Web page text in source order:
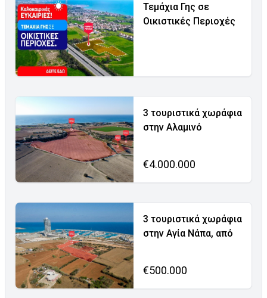
Τεμάχια Γης σε
Οικιστικές Περιοχές
3 τουριστικά χωράφια
στην Αλαμινό
€4.000.000
3 τουριστικά χωράφια
στην Αγία Νάπα, από
€500.000